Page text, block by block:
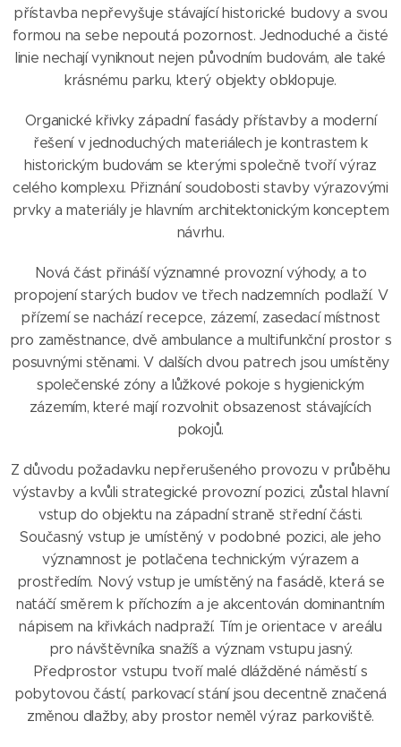
přístavba nepřevyšuje stávající historické budovy a svou
formou na sebe nepoutá pozornost. Jednoduché a čisté
linie nechají vyniknout nejen původním budovám, ale také
krásnému parku, který objekty obklopuje.
Organické křivky západní fasády přístavby a moderní
řešení v jednoduchých materiálech je kontrastem k
historickým budovám se kterými společně tvoří výraz
celého komplexu. Přiznání soudobosti stavby výrazovými
prvky a materiály je hlavním architektonickým konceptem
návrhu.
Nová část přináší významné provozní výhody, a to
propojení starých budov ve třech nadzemních podlaží. V
přízemí se nachází recepce, zázemí, zasedací místnost
pro zaměstnance, dvě ambulance a multifunkční prostor s
posuvnými stěnami. V dalších dvou patrech jsou umístěny
společenské zóny a lůžkové pokoje s hygienickým
zázemím, které mají rozvolnit obsazenost stávajících
pokojů.
Z důvodu požadavku nepřerušeného provozu v průběhu
výstavby a kvůli strategické provozní pozici, zůstal hlavní
vstup do objektu na západní straně střední části.
Současný vstup je umístěný v podobné pozici, ale jeho
významnost je potlačena technickým výrazem a
prostředím. Nový vstup je umístěný na fasádě, která se
natáčí směrem k příchozím a je akcentován dominantním
nápisem na křivkách nadpraží. Tím je orientace v areálu
pro návštěvníka snažíš a význam vstupu jasný.
Předprostor vstupu tvoří malé dlážděné náměstí s
pobytovou částí, parkovací stání jsou decentně značená
změnou dlažby, aby prostor neměl výraz parkoviště.